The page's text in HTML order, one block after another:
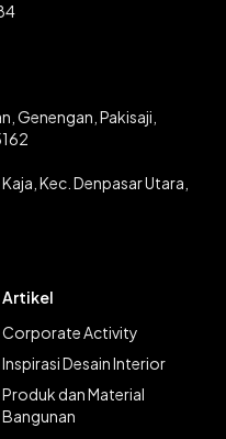
Genengan, Pakisaji,
Kec. Denpasar Utara,
Artikel
Corporate Activity
Inspirasi Desain Interior
Produk dan Material
Bangunan